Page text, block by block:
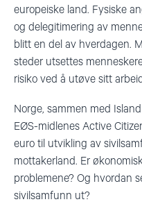
europeiske land. Fysiske
og delegitimering av
blitt en del av hverdagen.
steder utsettes
risiko ved å utøve sitt
Norge, sammen med
EØS-midlenes Active
euro til utvikling av
mottakerland. Er
problemene? Og hvordan
sivilsamfunn ut?